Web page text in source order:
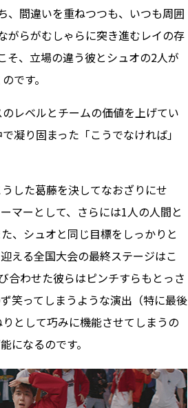
、間違いを重ねつつも、いつも周囲
がらがむしゃらに突き進むレイの存
そ、立場の違う彼とシュオの2人が
です。
レベルとチームの価値を上げてい
凝り固まった「こうでなければ」
した葛藤を決してなおざりにせ
マーとして、さらには1人の人間と
、シュオと同じ目標をしっかりと
える全国大会の最終ステージはこ
合わせた彼らはピンチすらもとっさ
笑ってしまうような演出（特に最後
として巧みに機能させてしまうの
になるのです。